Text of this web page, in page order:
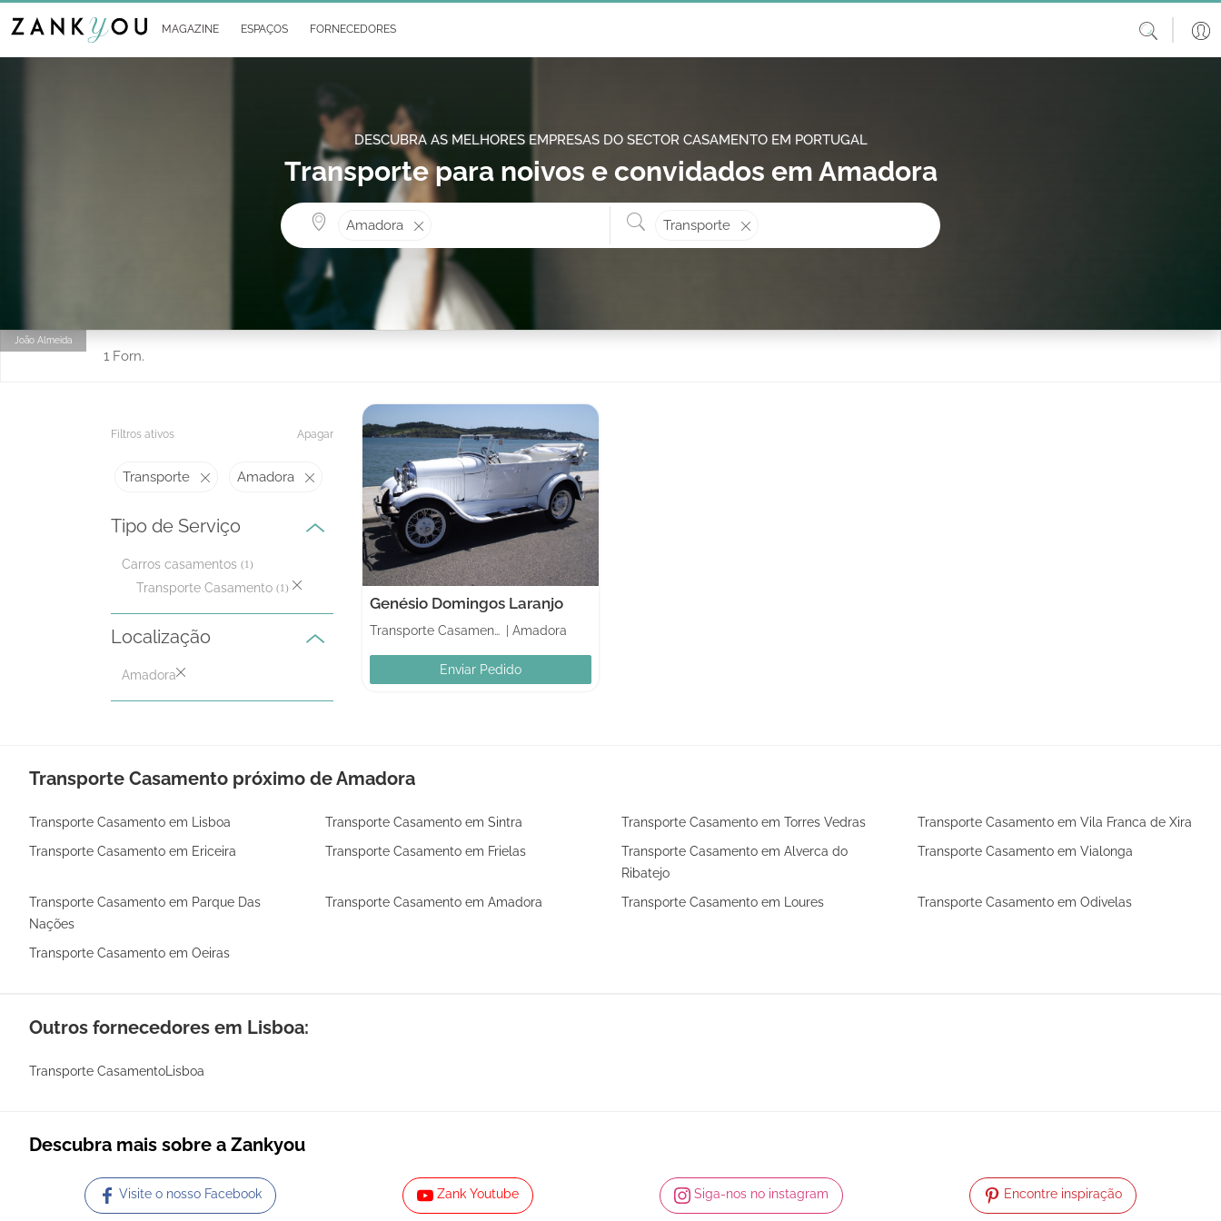
MAGAZINE ESPAÇOS FORNECEDORES
DESCUBRA AS MELHORES EMPRESAS DO SECTOR CASAMENTO EM PORTUGAL
Transporte para noivos e convidados em Amadora
Amadora Transporte
João Almeida
1 Forn.
Filtros ativos Apagar
Transporte Amadora
Tipo de Serviço
Carros casamentos (1)
Transporte Casamento (1)
Localização
Amadora
Genésio Domingos Laranjo
Transporte Casamento Amadora
Enviar Pedido
Transporte Casamento próximo de Amadora
Transporte Casamento em Lisboa Transporte Casamento em Sintra Transporte Casamento em Torres Vedras
Transporte Casamento em Vila Franca de Xira
Transporte Casamento em Ericeira
Transporte Casamento em Frielas
Transporte Casamento em Alverca do
Ribatejo
Transporte Casamento em Vialonga
Transporte Casamento em Parque Das
Nações
Transporte Casamento em Amadora Transporte Casamento em Loures Transporte Casamento em Odivelas
Transporte Casamento em Oeiras
Outros fornecedores em Lisboa:
Transporte CasamentoLisboa
Descubra mais sobre a Zankyou
Visite o nosso Facebook Zank Youtube Siga-nos no instagram Encontre inspiração